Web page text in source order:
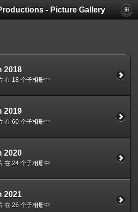
- Picture Gallery
2018
在 18 个子相册中
2019
在 60 个子相册中
2020
在 24 个子相册中
2021
在 26 个子相册中